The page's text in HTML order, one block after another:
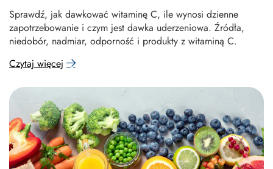
Sprawdź, jak dawkować witaminę C, ile wynosi dzienne
zapotrzebowanie i czym jest dawka uderzeniowa. Źródła,
niedobór, nadmiar, odporność i produkty z witaminą C.
Czytaj więcej